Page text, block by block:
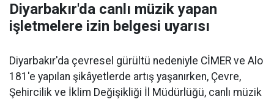
Diyarbakır'da canlı müzik yapan
işletmelere izin belgesi uyarısı
Diyarbakır'da çevresel gürültü nedeniyle CİMER ve Alo
181'e yapılan şikâyetlerde artış yaşanırken, Çevre,
Şehircilik ve İklim Değişikliği İl Müdürlüğü, canlı müzik